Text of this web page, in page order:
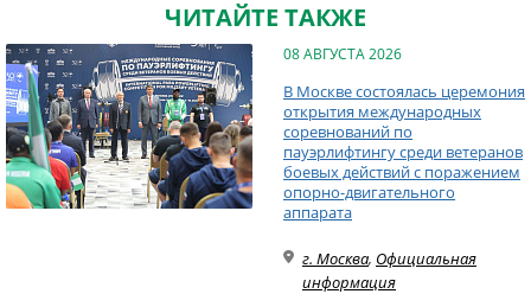
ЧИТАЙТЕ ТАКЖЕ
08 АВГУСТА 2026
В Москве состоялась церемония
открытия международных
соревнований по
пауэрлифтингу среди ветеранов
боевых действий с поражением
опорно-двигательного
аппарата
г. Москва, Официальная
информация